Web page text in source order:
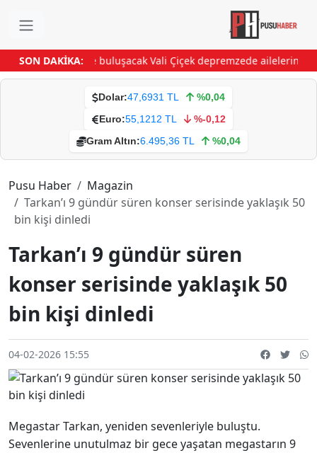
SON DAKİKA:
gençlerle buluşacakVali Çiçek depremzede ailelerin
Dolar:47,6931 TL
%0,04
Euro:55,1212 TL
%-0,12
Gram Altın:6.495,36 TL %0,04
Pusu Haber
Magazin
Tarkan’ı 9 gündür süren konser serisinde yaklaşık 50
bin kişi dinledi
Tarkan’ı 9 gündür süren
konser serisinde yaklaşık 50
bin kişi dinledi
04-02-2026 15:55
Megastar Tarkan, yeniden sevenleriyle buluştu.
Sevenlerine unutulmaz bir gece yaşatan megastarın 9